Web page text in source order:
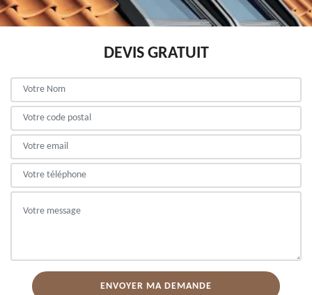
DEVIS GRATUIT